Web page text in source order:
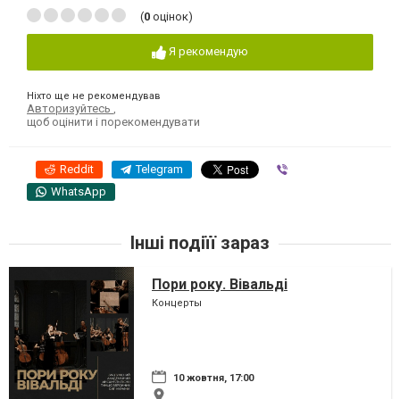
(0 оцінок)
Я рекомендую
Ніхто ще не рекомендував
Авторизуйтесь
щоб оцінити і порекомендувати
Reddit Telegram
WhatsApp
Інші подіїї зараз
Пори року. Вівальді
Концерты
10 жовтня, 17:00